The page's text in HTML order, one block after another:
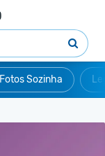
Fotos Sozinha